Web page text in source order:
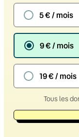
5 € / mois
9 € / mois
19 € / mois
Tous les